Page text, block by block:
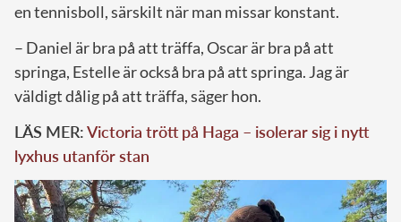
en tennisboll, särskilt när man missar konstant.
– Daniel är bra på att träffa, Oscar är bra på att
springa, Estelle är också bra på att springa. Jag är
väldigt dålig på att träffa, säger hon.
LÄS MER:Victoria trött på Haga – isolerar sig i nytt
lyxhus utanför stan